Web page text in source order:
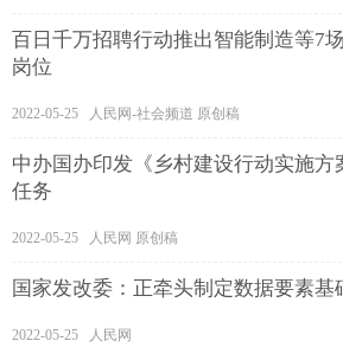
百日千万招聘行动推出智能制造等7
岗位
2022-05-25 人民网-社会频道 原创稿
中办国办印发《乡村建设行动实施方
任务
2022-05-25 人民网 原创稿
国家发改委：正牵头制定数据要素基
2022-05-25 人民网